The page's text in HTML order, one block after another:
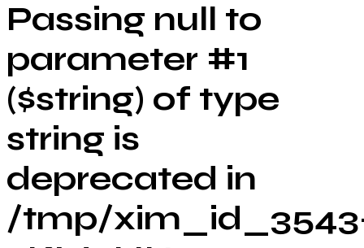
Passing null to
parameter #1
($string) of type
string is
deprecated in
/tmp/